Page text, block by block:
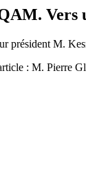
Vers
président M.
: M. Pierre